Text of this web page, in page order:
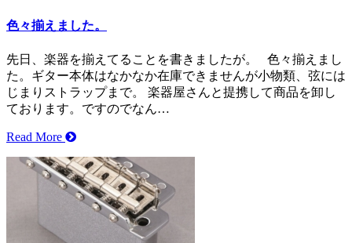
色々揃えました。
先日、楽器を揃えてることを書きましたが。 色々揃えまし
た。ギター本体はなかなか在庫できませんが小物類、弦には
じまりストラップまで。 楽器屋さんと提携して商品を卸し
ております。ですのでなん…
Read More